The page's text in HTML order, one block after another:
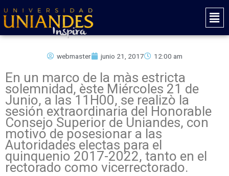
al
contenido
Main
webmaster junio 21, 2017 12:00 am
En un marco de la màs estricta
solemnidad, èste Miércoles 21 de
Junio, a las 11H00, se realizò la
sesión extraordinaria del Honorable
Consejo Superior de Uniandes, con
motivo de posesionar a las
Autoridades electas para el
quinquenio 2017-2022, tanto en el
rectorado como vicerrectorado.